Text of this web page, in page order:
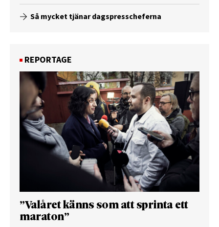
Så mycket tjänar dagspresscheferna
REPORTAGE
”Valåret känns som att sprinta ett
maraton”